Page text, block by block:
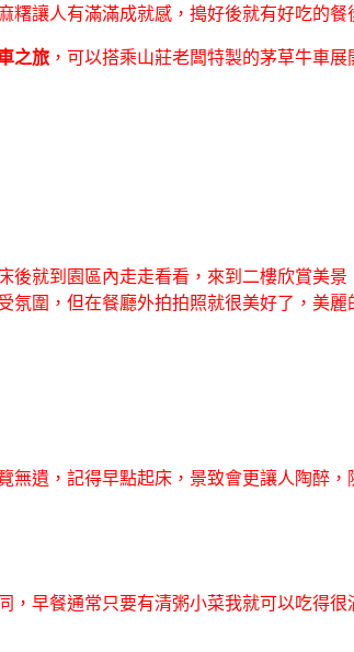
糬讓人有滿滿成就感，搗好後就有好吃的
之旅 ，可以搭乘山莊老闆特製的茅草牛車
後就到園區內走走看看，來到二樓欣賞美景
氛圍，但在餐廳外拍拍照就很美好了，美麗
無遺，記得早點起床，景致會更讓人陶醉
，早餐通常只要有清粥小菜我就可以吃得